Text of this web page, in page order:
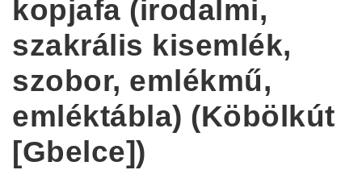
kopjafa (irodalmi,
szakrális kisemlék,
szobor, emlékmű,
emléktábla) (Köbölkút
[Gbelce])